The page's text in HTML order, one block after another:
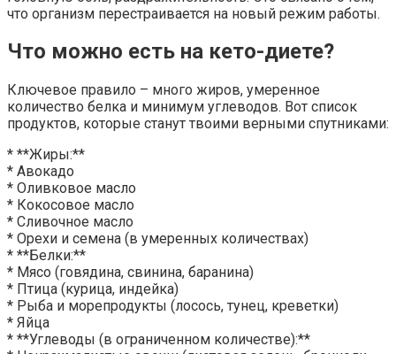
что организм перестраивается на новый режим работы.
Что можно есть на кето-диете?
Ключевое правило – много жиров, умеренное
количество белка и минимум углеводов. Вот список
продуктов, которые станут твоими верными спутниками:
* **Жиры:**
* Авокадо
* Оливковое масло
* Кокосовое масло
* Сливочное масло
* Орехи и семена (в умеренных количествах)
* **Белки:**
* Мясо (говядина, свинина, баранина)
* Птица (курица, индейка)
* Рыба и морепродукты (лосось, тунец, креветки)
* Яйца
* **Углеводы (в ограниченном количестве):**